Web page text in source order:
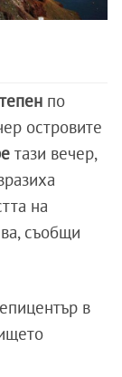
по
островите
тази вечер,
на
съобщи
в